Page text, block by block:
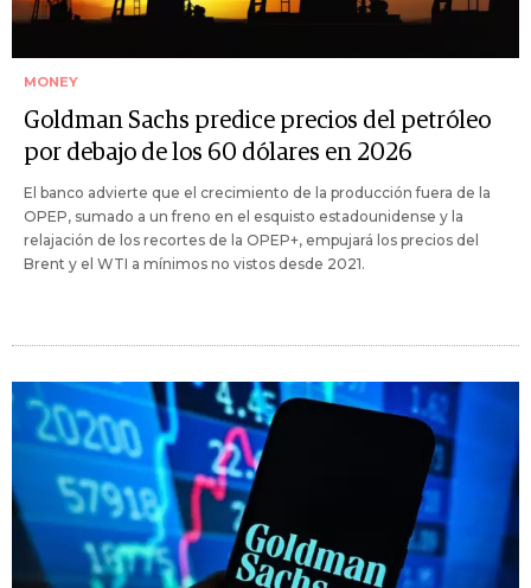
MONEY
Goldman Sachs predice precios del petróleo
por debajo de los 60 dólares en 2026
El banco advierte que el crecimiento de la producción fuera de la
OPEP, sumado a un freno en el esquisto estadounidense y la
relajación de los recortes de la OPEP+, empujará los precios del
Brent y el WTI a mínimos no vistos desde 2021.